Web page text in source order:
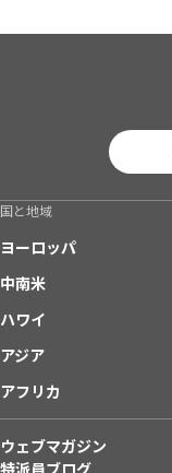
国と地域
ヨーロッパ
中南米
ハワイ
アジア
アフリカ
ウェブマガジン
特派員ブログ